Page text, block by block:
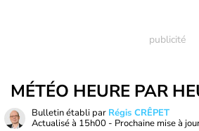
MÉTÉO HEURE PAR
Bulletin établi par Régis CRÊPET
Actualisé à 15h00 - Prochaine mise à